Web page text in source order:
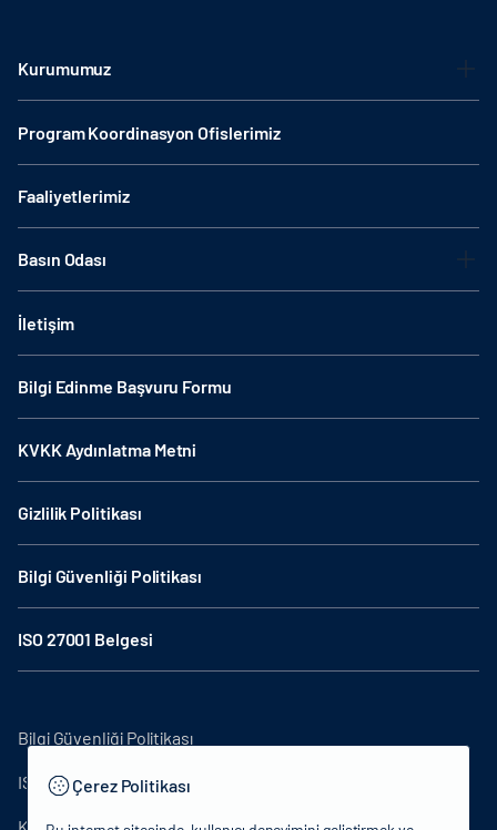
Kurumumuz
Program Koordinasyon Ofislerimiz
Faaliyetlerimiz
Basın Odası
İletişim
Bilgi Edinme Başvuru Formu
KVKK Aydınlatma Metni
Gizlilik Politikası
Bilgi Güvenliği Politikası
ISO 27001 Belgesi
Bilgi Güvenliği Politikası
ISO27001Çerez Politikası